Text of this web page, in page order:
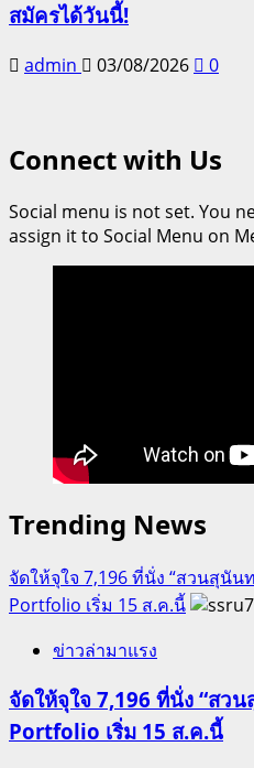
สมัครได้วันนี้!
admin 03/08/2026 0
Connect with Us
Social menu is not set. You
assign it to Social Menu on
Trending News
จัดให้จุใจ 7,196 ที่นั่ง “สวนสุนัน
Portfolio เริ่ม 15 ส.ค.นี้
ข่าวล่ามาแรง
จัดให้จุใจ 7,196 ที่นั่ง “สว
Portfolio เริ่ม 15 ส.ค.นี้